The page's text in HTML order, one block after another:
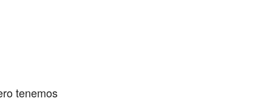
tenemos